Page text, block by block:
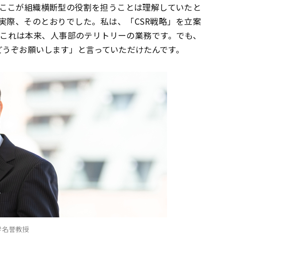
こが組織横断型の役割を担うことは理解していたと
際、そのとおりでした。私は、「CSR戦略」を立案
は本来、人事部のテリトリーの業務です。でも、
ぞお願いします」と言っていただけたんです。
誉教授